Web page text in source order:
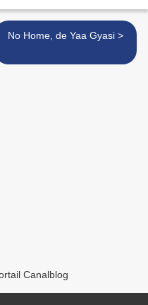
No Home, de Yaa Gyasi >
Canalblog